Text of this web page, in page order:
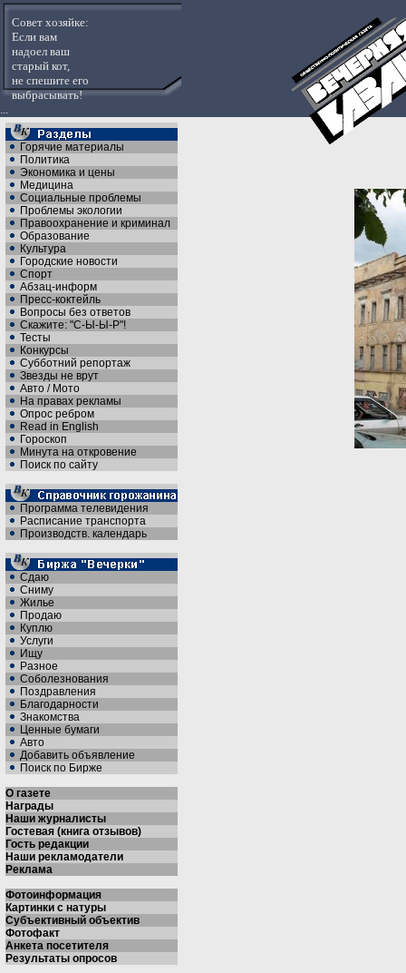
Совет хозяйке:
Если вам
надоел ваш
старый кот,
не спешите его
выбрасывать!
...
Горячие материалы
Политика
Экономика и цены
Медицина
Социальные проблемы
Проблемы экологии
Правоохранение и криминал
Образование
Культура
Городские новости
Спорт
Абзац-информ
Пресс-коктейль
Вопросы без ответов
Скажите: "С-Ы-Ы-Р"!
Тесты
Конкурсы
Субботний репортаж
Звезды не врут
Авто / Мото
На правах рекламы
Опрос ребром
Read in English
Гороскоп
Минута на откровение
Поиск по сайту
Программа телевидения
Расписание транспорта
Производств. календарь
Сдаю
Сниму
Жилье
Продаю
Куплю
Услуги
Ищу
Разное
Соболезнования
Поздравления
Благодарности
Знакомства
Ценные бумаги
Авто
Добавить объявление
Поиск по Бирже
О газете
Награды
Наши журналисты
Гостевая (книга отзывов)
Гость редакции
Наши рекламодатели
Реклама
Фотоинформация
Картинки с натуры
Субъективный объектив
Фотофакт
Анкета посетителя
Результаты опросов